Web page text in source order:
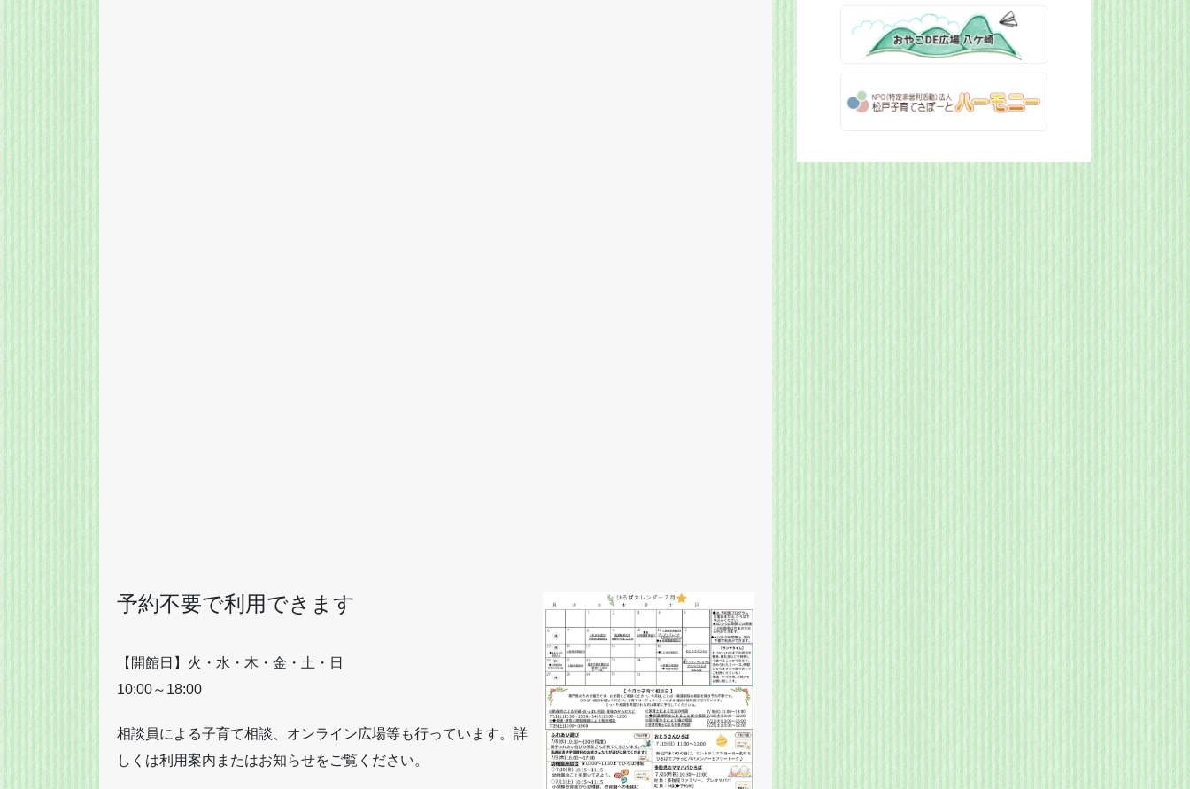
予約不要で利用できます
【開館日】火・水・木・金・土・日
10:00～18:00
相談員による子育て相談、オンライン広場等も行っています。詳
しくは利用案内またはお知らせをご覧ください。